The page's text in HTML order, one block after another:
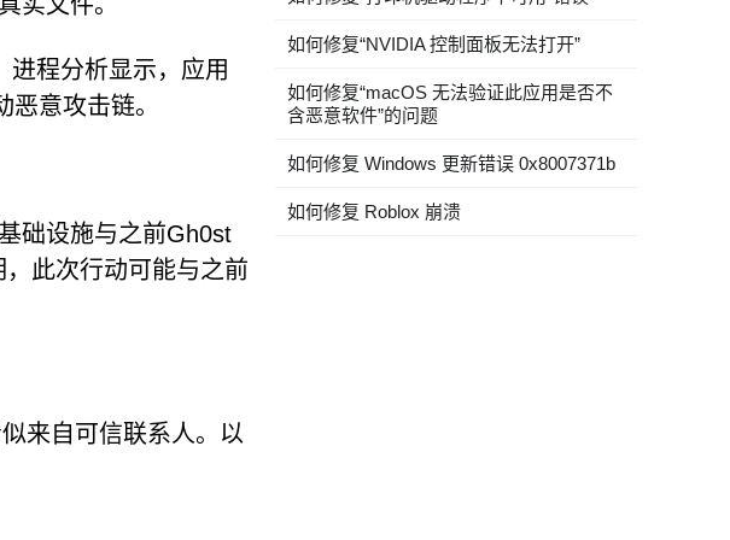
程分析显示，应用
意攻击链。
础设施与之前Gh0st
此次行动可能与之前
来自可信联系人。以
如何修复“NVIDIA 控制面板无法打开”
如何修复“macOS 无法验证此应用是否不
含恶意软件”的问题
如何修复 Windows 更新错误 0x8007371b
如何修复 Roblox 崩溃